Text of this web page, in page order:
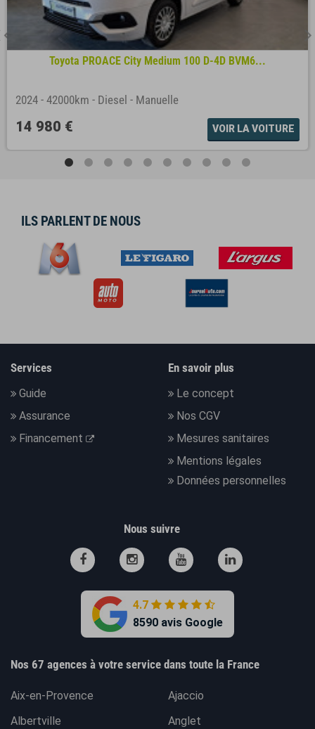
Toyota PROACE City Medium 100 D-4D BVM6...
2024 - 42000km - Diesel - Manuelle
14 980 € VOIR LA VOITURE
ILS PARLENT DE NOUS
Services
Guide
Assurance
Financement
En savoir plus
Le concept
Nos CGV
Mesures sanitaires
Mentions légales
Données personnelles
Nous suivre
4.7
8590 avis Google
Nos 67 agences à votre service dans toute la France
Aix-en-Provence
Ajaccio
Albertville
Anglet